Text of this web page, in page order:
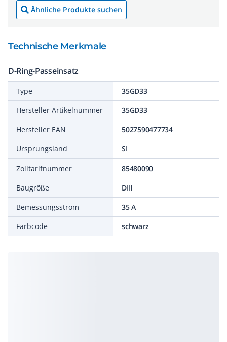
Ähnliche Produkte suchen
Technische Merkmale
D-Ring-Passeinsatz
Type
35GD33
Hersteller Artikelnummer
35GD33
Hersteller EAN
5027590477734
Ursprungsland
SI
Zolltarifnummer
85480090
Baugröße
DIII
Bemessungsstrom
35 A
Farbcode
schwarz